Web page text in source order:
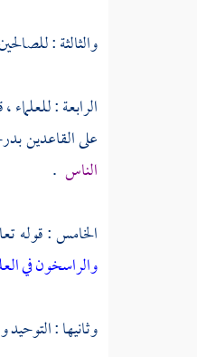
والثالثة :
الرابعة : للعلماء
على القاعدين
الناس .
الخامس : قوله
والراسخون في
وثانيها :